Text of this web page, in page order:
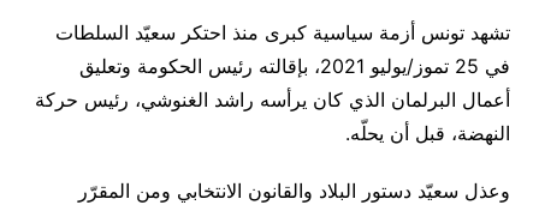
تشهد تونس أزمة سياسية كبرى منذ احتكر سعيّد السلطات
في 25 تموز/يوليو 2021، بإقالته رئيس الحكومة وتعليق
أعمال البرلمان الذي كان يرأسه راشد الغنوشي، رئيس حركة
النهضة، قبل أن يحلّه.
وعذل سعيّد دستور البلاد والقانون الانتخابي ومن المقرّر